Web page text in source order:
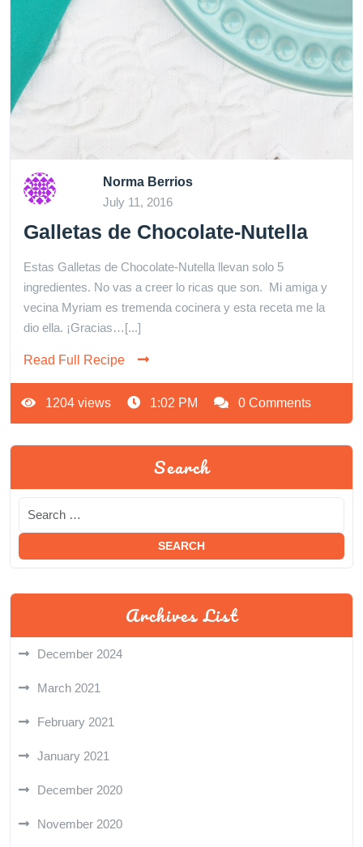
Norma Berrios
July 11, 2016
Galletas de Chocolate-Nutella
Estas Galletas de Chocolate-Nutella llevan solo 5
ingredientes. No vas a creer lo ricas que son. Mi amiga y
vecina Myriam es tremenda cocinera y esta receta me la
dio ella. ¡Gracias…[...]
Read Full Recipe
1204 views 1:02 PM 0 Comments
Search
Archives List
December 2024
March 2021
February 2021
January 2021
December 2020
November 2020